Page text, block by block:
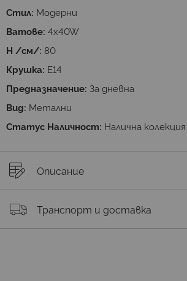
Стил: Модерни
Ватове: 4x40W
H /см/: 80
Крушка: E14
Предназначение: За дневна
Вид: Метални
Статус Наличност: Налична колекция
Описание
Транспорт и доставка